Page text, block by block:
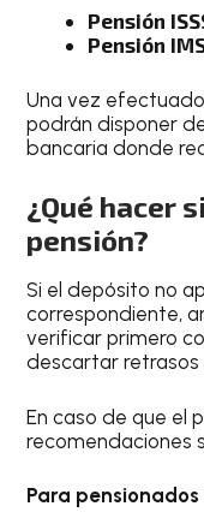
Pensión
Pensión
Una vez
podrán disponer
bancaria donde
¿Qué hacer
pensión?
Si el depósito no
correspondiente,
verificar primero
descartar retrasos
En caso de que el
recomendaciones
Para pensionados